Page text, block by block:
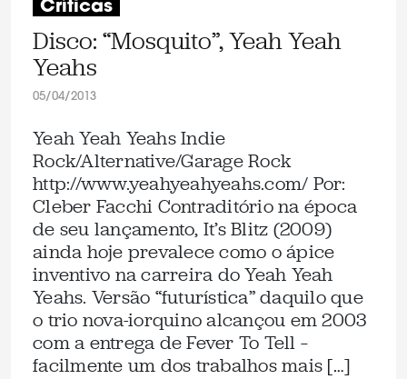
Críticas
Disco: “Mosquito”, Yeah Yeah
Yeahs
05/04/2013
Yeah Yeah Yeahs Indie
Rock/Alternative/Garage Rock
http://www.yeahyeahyeahs.com/ Por:
Cleber Facchi Contraditório na época
de seu lançamento, It’s Blitz (2009)
ainda hoje prevalece como o ápice
inventivo na carreira do Yeah Yeah
Yeahs. Versão “futurística” daquilo que
o trio nova-iorquino alcançou em 2003
com a entrega de Fever To Tell –
facilmente um dos trabalhos mais […]